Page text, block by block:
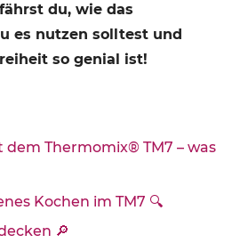
du, wie das
es nutzen solltest und
so genial ist!
dem Thermomix® TM7 – was
Kochen im TM7 🔍
🔎